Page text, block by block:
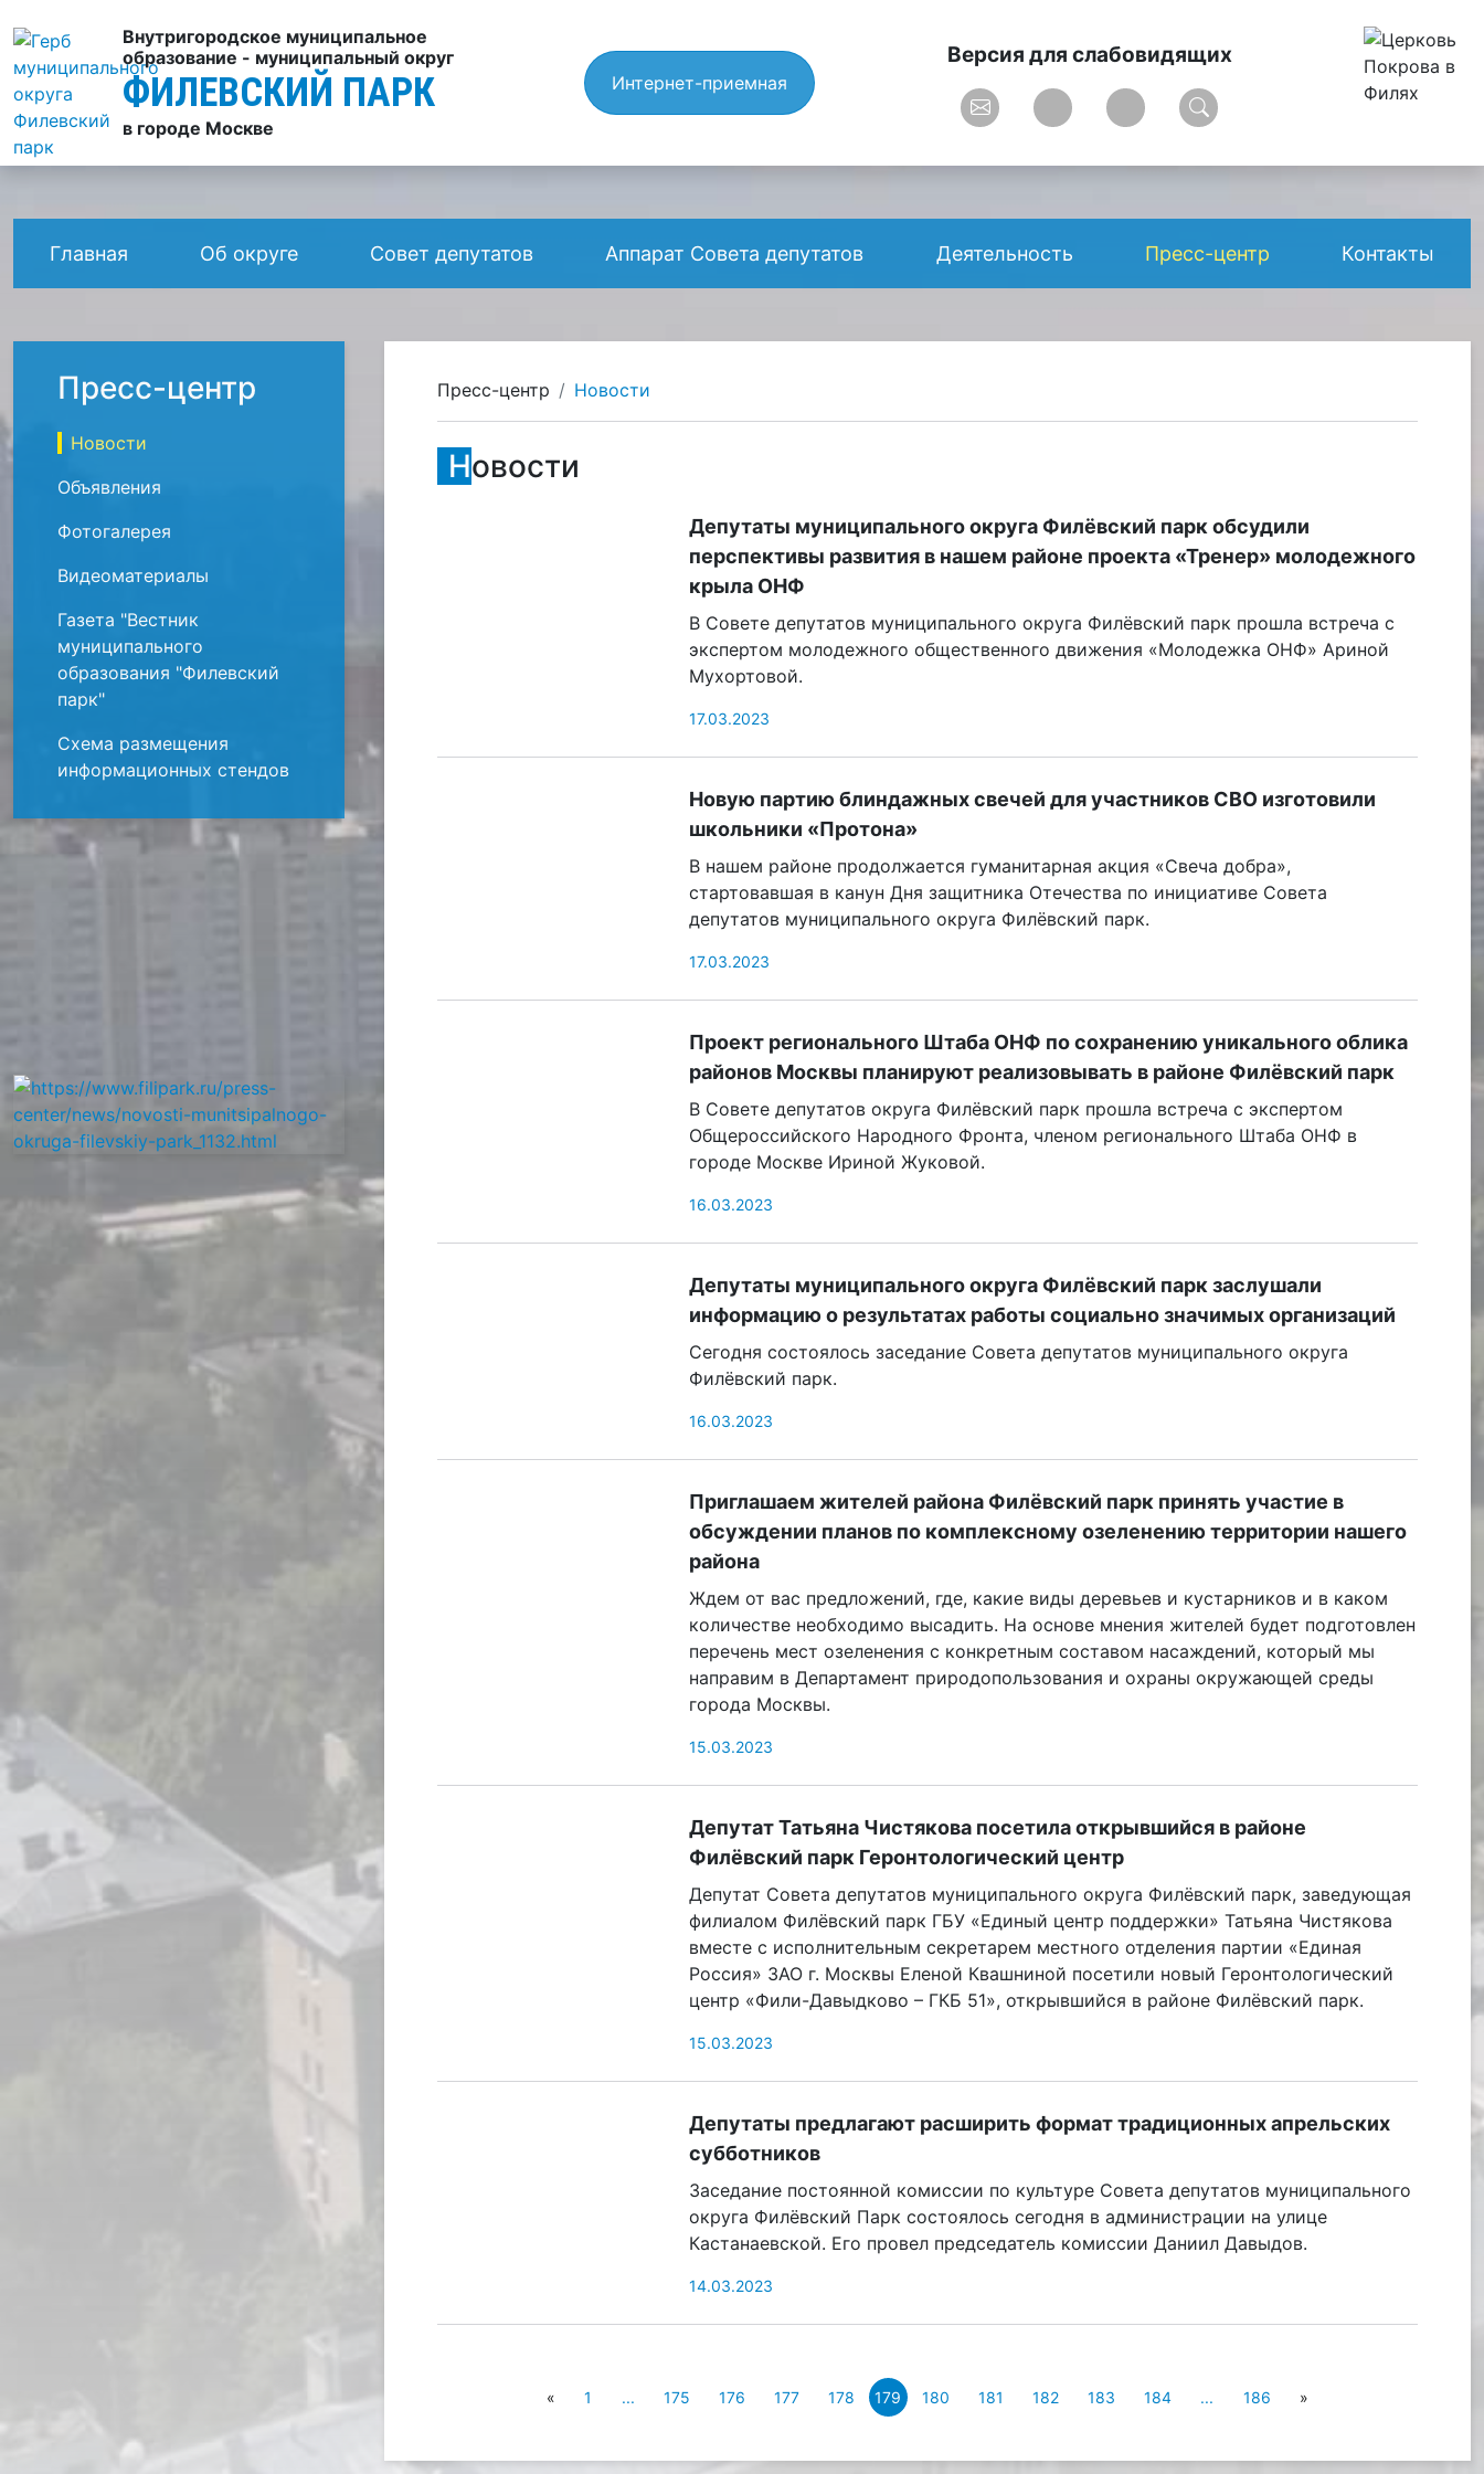
Внутригородское муниципальное
образование - муниципальный округ
ФИЛЕВСКИЙ ПАРК
в городе Москве
Интернет-приемная
Версия для слабовидящих
Главная Об округе Совет депутатов Аппарат Совета депутатов Деятельность Пресс-центр Контакты
Пресс-центр
Новости
Объявления
Фотогалерея
Видеоматериалы
Газета "Вестник
муниципального
образования "Филевский
парк"
Схема размещения
информационных стендов
Пресс-центр Новости
Новости
Депутаты муниципального округа Филёвский парк обсудили
перспективы развития в нашем районе проекта «Тренер» молодежного
крыла ОНФ
В Совете депутатов муниципального округа Филёвский парк прошла встреча с
экспертом молодежного общественного движения «Молодежка ОНФ» Ариной
Мухортовой.
17.03.2023
Новую партию блиндажных свечей для участников СВО изготовили
школьники «Протона»
В нашем районе продолжается гуманитарная акция «Свеча добра»,
стартовавшая в канун Дня защитника Отечества по инициативе Совета
депутатов муниципального округа Филёвский парк.
17.03.2023
Проект регионального Штаба ОНФ по сохранению уникального облика
районов Москвы планируют реализовывать в районе Филёвский парк
В Совете депутатов округа Филёвский парк прошла встреча с экспертом
Общероссийского Народного Фронта, членом регионального Штаба ОНФ в
городе Москве Ириной Жуковой.
16.03.2023
Депутаты муниципального округа Филёвский парк заслушали
информацию о результатах работы социально значимых организаций
Сегодня состоялось заседание Совета депутатов муниципального округа
Филёвский парк.
16.03.2023
Приглашаем жителей района Филёвский парк принять участие в
обсуждении планов по комплексному озеленению территории нашего
района
Ждем от вас предложений, где, какие виды деревьев и кустарников и в каком
количестве необходимо высадить. На основе мнения жителей будет подготовлен
перечень мест озеленения с конкретным составом насаждений, который мы
направим в Департамент природопользования и охраны окружающей среды
города Москвы.
15.03.2023
Депутат Татьяна Чистякова посетила открывшийся в районе
Филёвский парк Геронтологический центр
Депутат Совета депутатов муниципального округа Филёвский парк, заведующая
филиалом Филёвский парк ГБУ «Единый центр поддержки» Татьяна Чистякова
вместе с исполнительным секретарем местного отделения партии «Единая
Россия» ЗАО г. Москвы Еленой Квашниной посетили новый Геронтологический
центр «Фили-Давыдково – ГКБ 51», открывшийся в районе Филёвский парк.
15.03.2023
Депутаты предлагают расширить формат традиционных апрельских
субботников
Заседание постоянной комиссии по культуре Совета депутатов муниципального
округа Филёвский Парк состоялось сегодня в администрации на улице
Кастанаевской. Его провел председатель комиссии Даниил Давыдов.
14.03.2023
« 1 ... 175 176 177 178 179 180 181 182 183 184 ... 186 »